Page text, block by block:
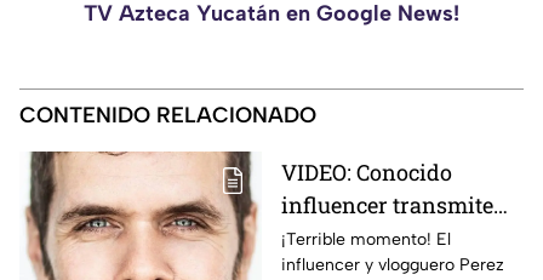
TV Azteca Yucatán en Google News!
CONTENIDO RELACIONADO
VIDEO: Conocido
influencer transmite
EN VIVO mientras se
4utoles1ona; así fue
¡Terrible momento! El
influencer y vlogguero Perez